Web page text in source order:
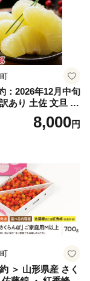
：2026年12月中旬
あり 土佐 文旦 8k
以上サイズミック
わけあり ぶんた
期間限定 特産品
クス くらもとフ
町 愛媛県
8,000円
＞ 山形県産 さく